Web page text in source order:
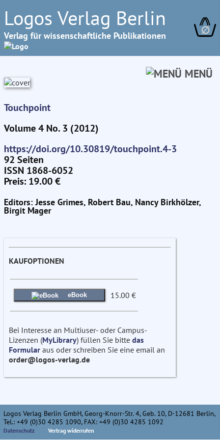
Logos Verlag Berlin
Verlag für wissenschaftliche Publikationen ∅
MENÜ
Touchpoint
Volume 4 No. 3 (2012)
https://doi.org/10.30819/touchpoint.4-3
92 Seiten
ISSN 1868-6052
Preis: 19.00 €
Editors: Jesse Grimes, Robert Bau, Nancy Birkhölzer,
Birgit Mager
KAUFOPTIONEN
eBook 15.00 €
Bei Interesse an Multiuser- oder Campus-
Lizenzen (MyLibrary) füllen Sie bitte das
Formular aus oder schreiben Sie eine email an
order@logos-verlag.de
Logos Verlag Berlin GmbH, Georg-Knorr-Str. 4, Geb. 10, D-12681 Berlin,
Tel.: +49 (0)30 4285 1090, FAX: +49 (0)30 4285 1092
Datenschutz Vertrag widerrufen